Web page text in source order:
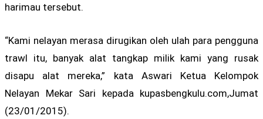
harimau tersebut.
“Kami nelayan merasa dirugikan oleh ulah para pengguna
trawl itu, banyak alat tangkap milik kami yang rusak
disapu alat mereka,” kata Aswari Ketua Kelompok
Nelayan Mekar Sari kepada kupasbengkulu.com,Jumat
(23/01/2015).